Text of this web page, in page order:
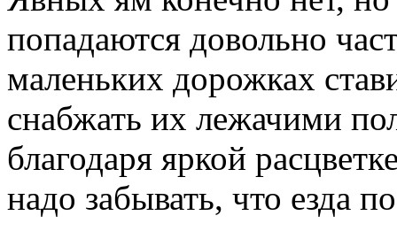
попадаются довольно
маленьких дорожках
снабжать их лежачими
благодаря яркой
надо забывать, что езда